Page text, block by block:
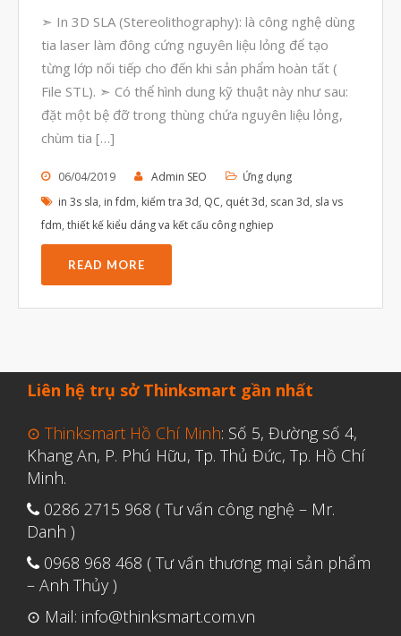
Tháng Sáu 2022
Tháng Năm 2022
Tháng Tư 2022
Tháng Một 2022
Tháng Mười Hai 2021
Tháng Bảy 2021
Tháng Năm 2021
Tháng Ba 2021
Tháng Mười Hai 2020
Tháng Mười 2020
➣ In 3D SLA (Stereolithography): là công nghệ dùng
tia laser làm đông cứng nguyên liệu lỏng để tạo
từng lớp nối tiếp cho đến khi sản phẩm hoàn tất (
File STL). ➣ Có thể hình dung kỹ thuật này như sau:
đặt một bệ đỡ trong thùng chứa nguyên liệu lỏng,
chùm tia […]
06/04/2019 Admin SEO
Ứng dụng
in 3s sla, in fdm, kiểm tra 3d, QC, quét 3d, scan 3d, sla vs
fdm, thiết kế kiểu dáng va kết cấu công nghiep
READ MORE
Liên hệ trụ sở Thinksmart gần nhất
⊙ Thinksmart Hồ Chí Minh: Số 5, Đường số 4,
Khang An, P. Phú Hữu, Tp. Thủ Đức, Tp. Hồ Chí
Minh.
0286 2715 968 ( Tư vấn công nghệ – Mr.
Danh )
0968 968 468 ( Tư vấn thương mại sản phẩm
– Anh Thủy )
⊙ Mail: info@thinksmart.com.vn